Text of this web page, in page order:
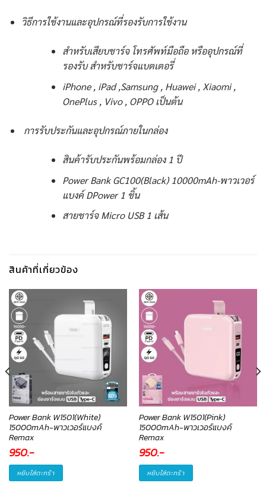
วิธีการใช้งานและอุปกรณ์ที่รองรับการใช้งาน
สำหรับเสียบชาร์จ โทรศัพท์มือถือ หรืออุปกรณ์ที่
รองรับ สำหรับชาร์จแบตเตอรี่
iPhone , iPad ,Samsung , Huawei , Xiaomi ,
OnePlus , Vivo , OPPO เป็นต้น
การรับประกันและอุปกรณ์ภายในกล่อง
สินค้ารับประกันพร้อมกล่อง 1 ปี
Power Bank GC100(Black) 10000mAh-พาวเวอร์
แบงค์ DPower 1 ชิ้น
สายชาร์จ Micro USB 1 เส้น
สินค้าที่เกี่ยวข้อง
Power Bank W1501(White)
15000mAh-พาวเวอร์แบงค์
Remax
950.-
หยิบใส่ตะกร้า
Power Bank W1501(Pink)
15000mAh-พาวเวอร์แบงค์
Remax
950.-
หยิบใส่ตะกร้า